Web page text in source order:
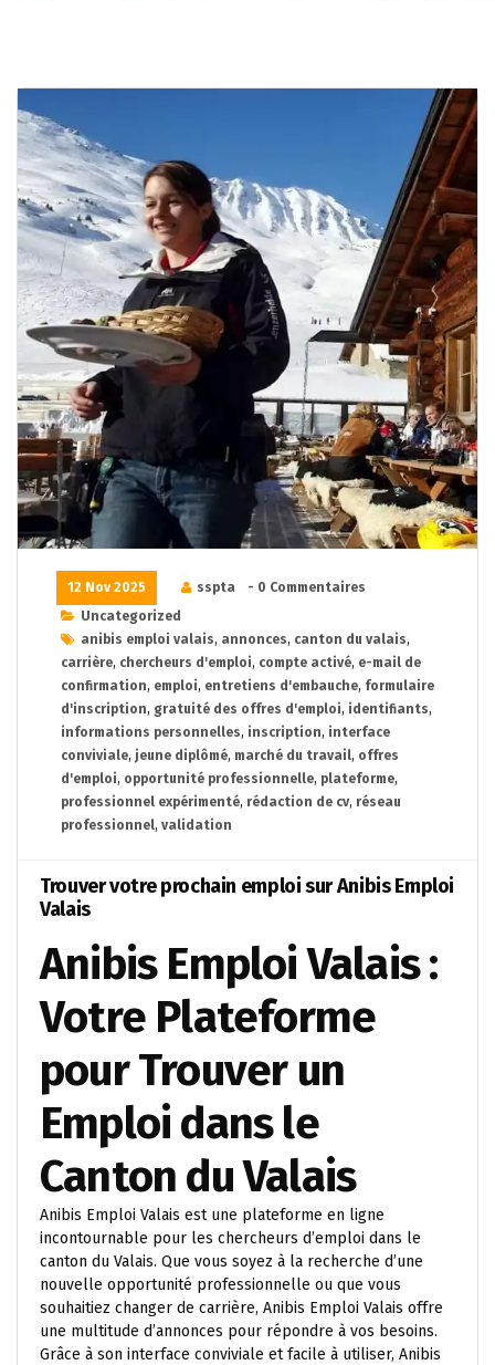
12 Nov 2025 sspta
- 0 Commentaires
Uncategorized
anibis emploi valais, annonces, canton du valais,
carrière, chercheurs d'emploi, compte activé, e-mail de
confirmation, emploi, entretiens d'embauche, formulaire
d'inscription, gratuité des offres d'emploi, identifiants,
informations personnelles, inscription, interface
conviviale, jeune diplômé, marché du travail, offres
d'emploi, opportunité professionnelle, plateforme,
professionnel expérimenté, rédaction de cv, réseau
professionnel, validation
Trouver votre prochain emploi sur Anibis Emploi
Valais
Anibis Emploi Valais :
Votre Plateforme
pour Trouver un
Emploi dans le
Canton du Valais
Anibis Emploi Valais est une plateforme en ligne
incontournable pour les chercheurs d’emploi dans le
canton du Valais. Que vous soyez à la recherche d’une
nouvelle opportunité professionnelle ou que vous
souhaitiez changer de carrière, Anibis Emploi Valais offre
une multitude d’annonces pour répondre à vos besoins.
Grâce à son interface conviviale et facile à utiliser, Anibis